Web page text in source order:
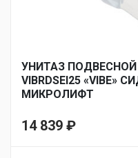
УНИТАЗ ПОДВЕСНОЙ
VIBRDSEI25
МИКРОЛИФТ
14 839 ₽